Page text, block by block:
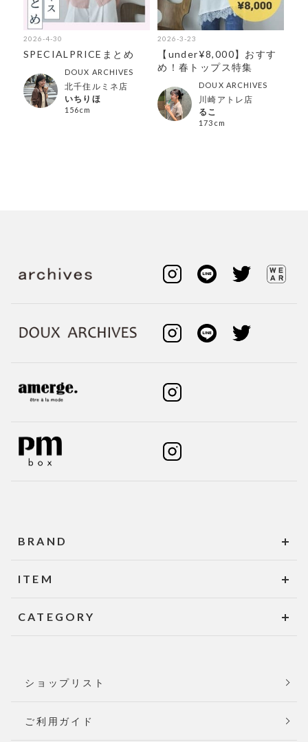
2026-4-30
SPECIALPRICEまとめ
DOUX ARCHIVES
北千住ルミネ店
いちりほ
156cm
2026-3-23
【under¥8,000】おすす
め！春トップス特集
DOUX ARCHIVES
川崎アトレ店
るこ
173cm
BRAND
ITEM
CATEGORY
ショップリスト
ご利用ガイド